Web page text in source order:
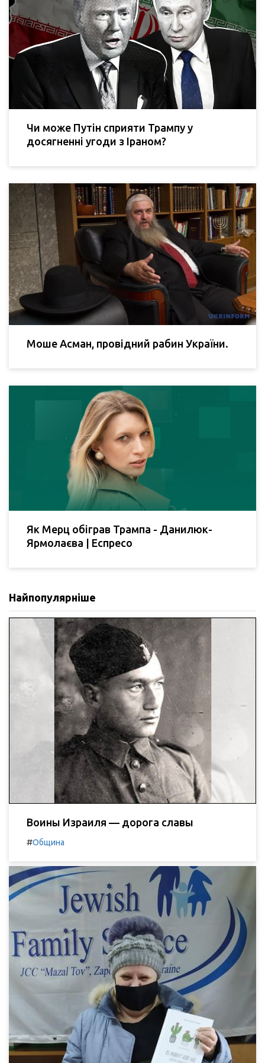
Чи може Путін сприяти Трампу у
досягненні угоди з Іраном?
Моше Асман, провідний рабин України.
Як Мерц обіграв Трампа - Данилюк-
Ярмолаєва | Еспресо
Найпопулярніше
Воины Израиля — дорога славы
#Община